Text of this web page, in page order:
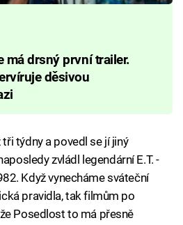
má drsný první trailer.
děsivou
týdny a povedl se jí jiný
zvládl legendární E.T. -
Když vynecháme sváteční
pravidla, tak filmům po
Posedlost to má přesně